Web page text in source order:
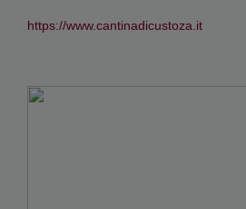
https://www.cantinadicustoza.it